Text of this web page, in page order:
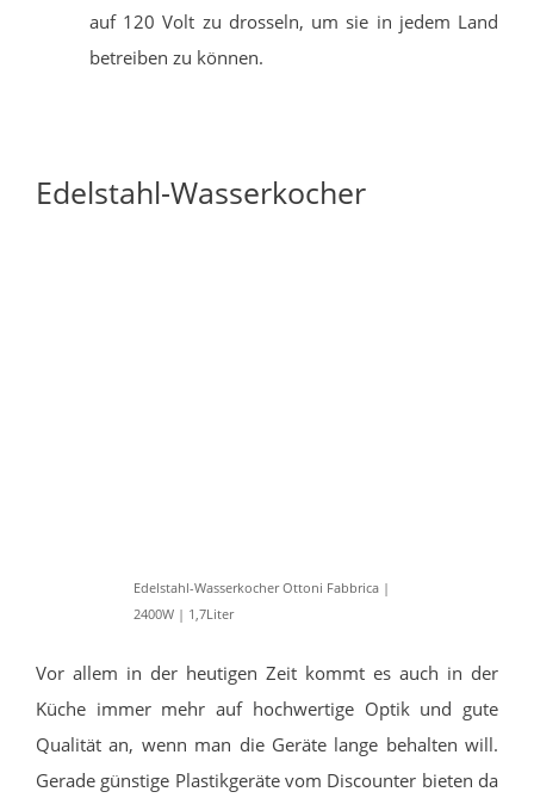
auf 120 Volt zu drosseln, um sie in jedem Land
betreiben zu können.
Edelstahl-Wasserkocher
Edelstahl-Wasserkocher Ottoni Fabbrica |
2400W | 1,7Liter
Vor allem in der heutigen Zeit kommt es auch in der
Küche immer mehr auf hochwertige Optik und gute
Qualität an, wenn man die Geräte lange behalten will.
Gerade günstige Plastikgeräte vom Discounter bieten da